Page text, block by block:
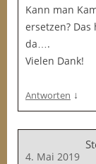
Kann man
ersetzen?
da….
Vielen Dank!
Antworten ↓
4. Mai 2019